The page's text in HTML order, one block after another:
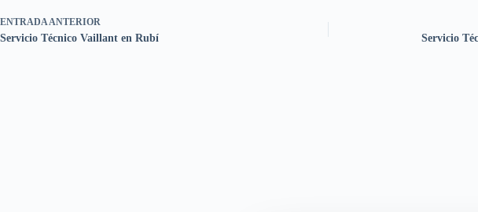
ENTRADA ANTERIOR
Servicio Técnico Vaillant en Rubí Servicio